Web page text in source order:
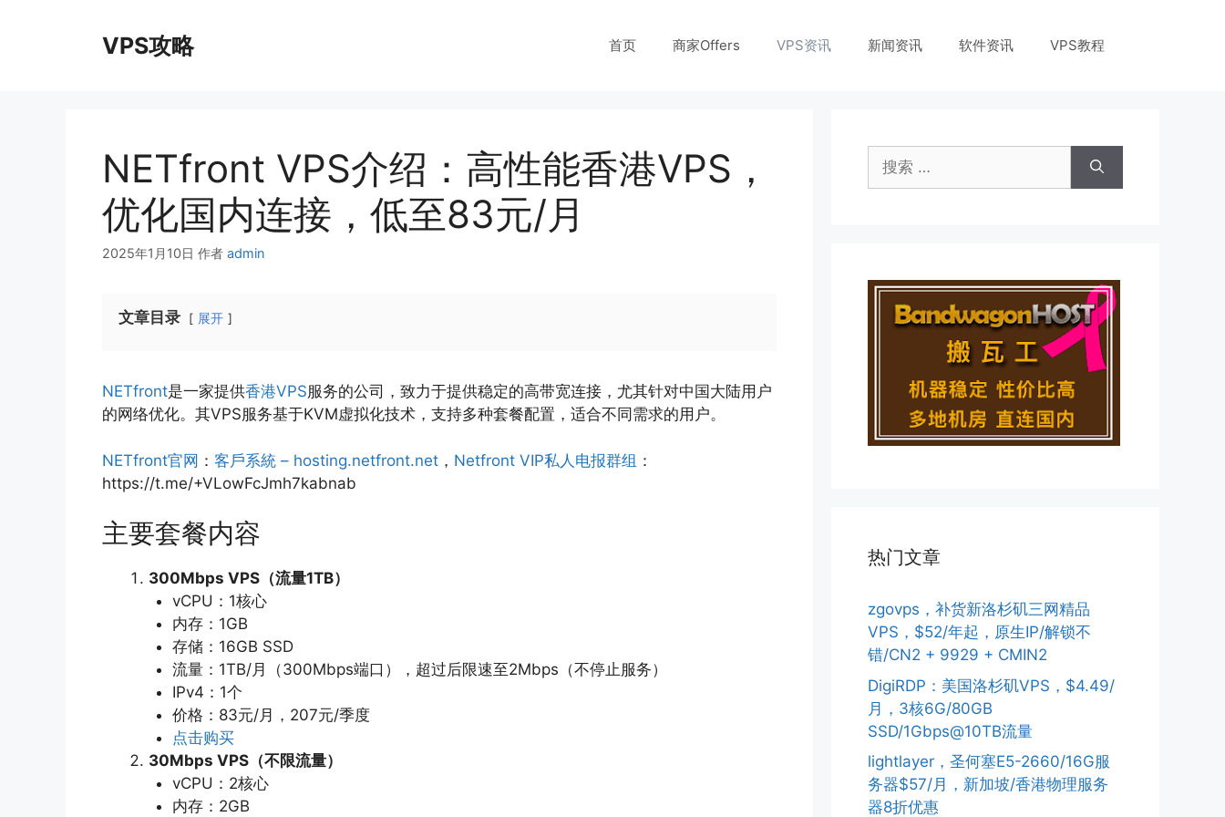
VPS攻略 首页 商家Offers VPS资讯 新闻资讯 软件资讯 VPS教程
NETfront VPS介绍：高性能香港VPS，
优化国内连接，低至83元/月
2025年1月10日 作者 admin
文章目录 展开
NETfront是一家提供香港VPS服务的公司，致力于提供稳定的高带宽连接，尤其针对中国大陆用户
的网络优化。其VPS服务基于KVM虚拟化技术，支持多种套餐配置，适合不同需求的用户。
NETfront官网 ： 客戶系統 – hosting.netfront.net ， Netfront VIP私人电报群组 ：
https://t.me/+VLowFcJmh7kabnab
主要套餐内容
300Mbps VPS（流量1TB）
vCPU：1核心
内存：1GB
存储：16GB SSD
流量：1TB/月（300Mbps端口），超过后限速至2Mbps（不停止服务）
IPv4：1个
价格：83元/月，207元/季度
点击购买
30Mbps VPS（不限流量）
vCPU：2核心
内存：2GB
索：
热门文章
zgovps，补货新洛杉矶三网精品
VPS，$52/年起，原生IP/解锁不
错/CN2 + 9929 + CMIN2
DigiRDP：美国洛杉矶VPS，$4.49/
月，3核6G/80GB
SSD/1Gbps@10TB流量
lightlayer，圣何塞E5-2660/16G服
务器$57/月，新加坡/香港物理服务
器8折优惠